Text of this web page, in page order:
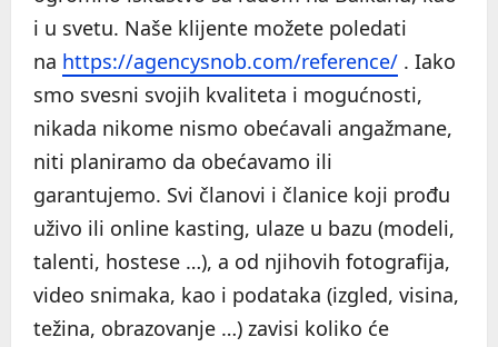
i u svetu. Naše klijente možete poledati
na https://agencysnob.com/reference/ . Iako
smo svesni svojih kvaliteta i mogućnosti,
nikada nikome nismo obećavali angažmane,
niti planiramo da obećavamo ili
garantujemo. Svi članovi i članice koji prođu
uživo ili online kasting, ulaze u bazu (modeli,
talenti, hostese …), a od njihovih fotografija,
video snimaka, kao i podataka (izgled, visina,
težina, obrazovanje …) zavisi koliko će